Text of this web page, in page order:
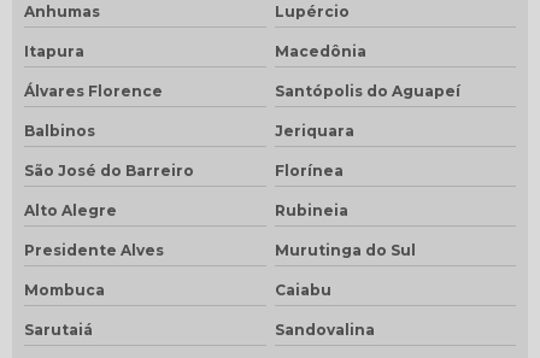
Anhumas Lupércio
Itapura Macedônia
Álvares Florence Santópolis do Aguapeí
Balbinos Jeriquara
São José do Barreiro Florínea
Alto Alegre Rubineia
Presidente Alves Murutinga do Sul
Mombuca Caiabu
Sarutaiá Sandovalina